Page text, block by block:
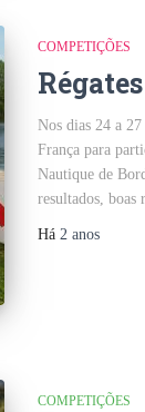
COMPETIÇÕES
Nos dias 24 a
França para
Nautique de
resultados, boas
Há 2 anos
COMPETIÇÕES